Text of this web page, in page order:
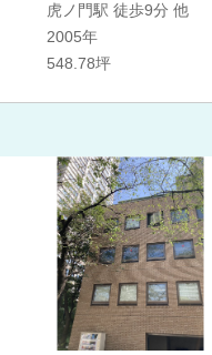
虎ノ門駅 徒歩9分 他
2005年
548.78坪